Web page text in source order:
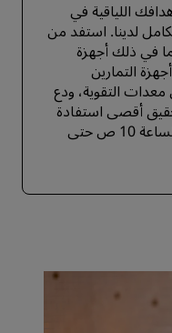
اللياقية في
لدينا. استفد من
في ذلك أجهزة
التمارين
معدات التقوية، ودع
أقصى استفادة
من تمارينك. ساعات العمل: من الساعة 10 ص حتى